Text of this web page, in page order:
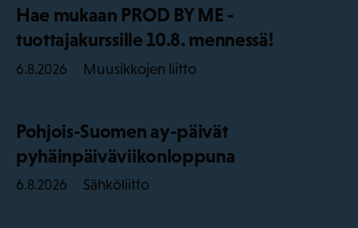
Hae mukaan PROD BY ME -
tuottajakurssille 10.8. mennessä!
6.8.2026 Muusikkojen liitto
Pohjois-Suomen ay-päivät
pyhäinpäiväviikonloppuna
6.8.2026 Sähköliitto